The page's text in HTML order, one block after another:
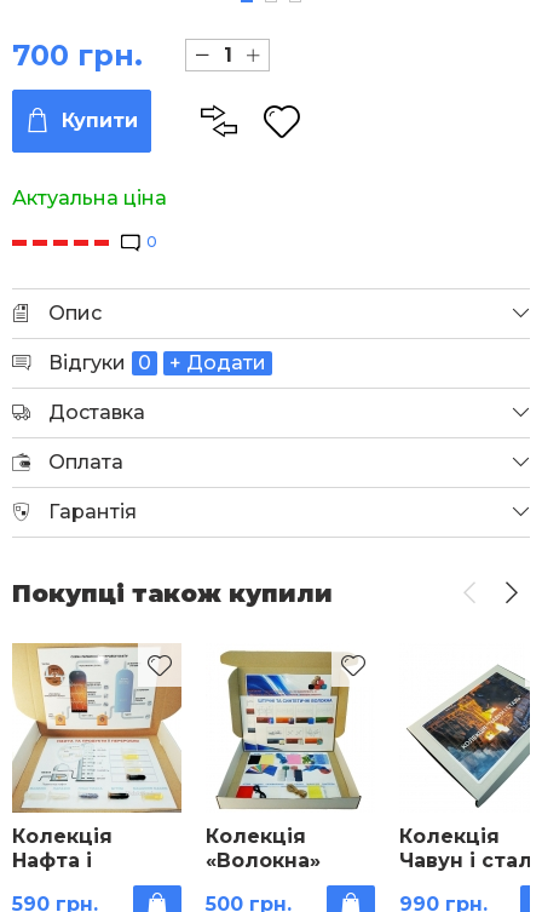
Актуальна ціна
700 грн.
Купити
0
Опис
Відгуки 0 + Додати
Доставка
Оплата
Гарантія
Покупці також купили
Колекція
Нафта і
продукти її
590 грн.
Колекція
«Волокна»
500 грн.
Колекція
Чавун і
990 грн.